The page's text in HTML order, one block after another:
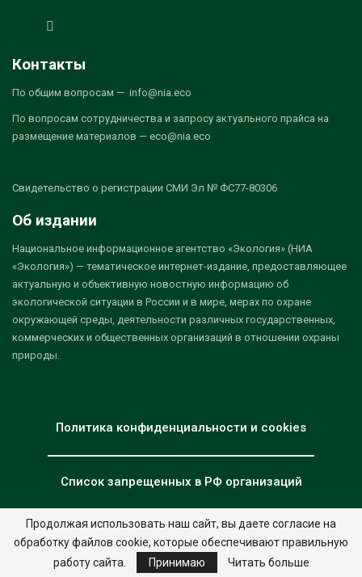
Контакты
По общим вопросам — info@nia.eco
По вопросам сотрудничества и запросу актуального прайса на
размещение материалов — eco@nia.eco
Свидетельство о регистрации СМИ Эл № ФС77-80306
Об издании
Национальное информационное агентство «Экология» (НИА
«Экология») — тематическое интернет-издание, предоставляющее
актуальную и объективную новостную информацию об
экологической ситуации в России и в мире, мерах по охране
окружающей среды, деятельности различных государственных,
коммерческих и общественных организаций в отношении охраны
природы.
Политика конфиденциальности и cookies
Список запрещенных в РФ организаций
© 2026 - НИА "Экология". Все права защищены. Дизайн:nia.eco
Продолжая использовать наш сайт, вы даете согласие на
обработку файлов cookie, которые обеспечивают правильную
работу сайта.
Принимаю Читать больше